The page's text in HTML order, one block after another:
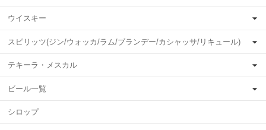
ウイスキー
スピリッツ(ジン/ウォッカ/ラム/ブランデー/カシャッサ/リキュール)
テキーラ・メスカル
ビール一覧
シロップ